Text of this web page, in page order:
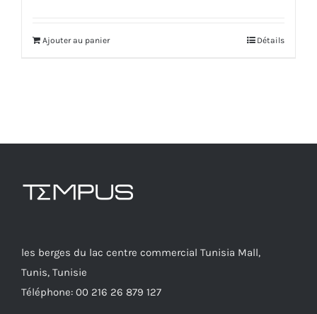
Ajouter au panier Détails
les berges du lac centre commercial Tunisia Mall,
Tunis, Tunisie
Téléphone: 00 216 26 879 127